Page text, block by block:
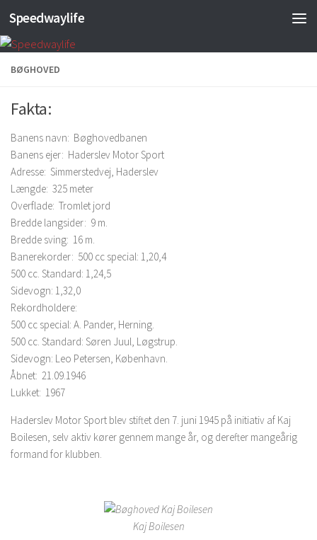
Skip to content
Speedwaylife
BØGHOVED
Fakta:
Banens navn: Bøghovedbanen
Banens ejer: Haderslev Motor Sport
Adresse: Simmerstedvej, Haderslev
Længde: 325 meter
Overflade: Tromlet jord
Bredde langsider: 9 m.
Bredde sving: 16 m.
Banerekorder: 500 cc special: 1,20,4
500 cc. Standard: 1,24,5
Sidevogn: 1,32,0
Rekordholdere:
500 cc special: A. Pander, Herning.
500 cc. Standard: Søren Juul, Løgstrup.
Sidevogn: Leo Petersen, København.
Åbnet: 21.09.1946
Lukket: 1967
Haderslev Motor Sport blev stiftet den 7. juni 1945 på initiativ af Kaj
Boilesen, selv aktiv kører gennem mange år, og derefter mangeårig
formand for klubben.
Kaj Boilesen